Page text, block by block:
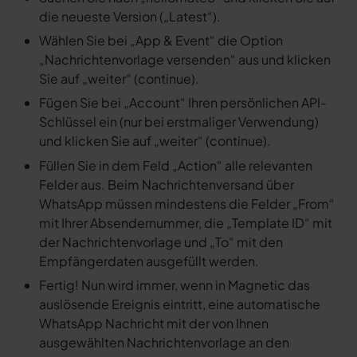
die neueste Version („Latest“).
Wählen Sie bei „App & Event“ die Option
„Nachrichtenvorlage versenden“ aus und klicken
Sie auf „weiter“ (continue).
Fügen Sie bei „Account“ Ihren persönlichen API-
Schlüssel ein (nur bei erstmaliger Verwendung)
und klicken Sie auf „weiter“ (continue).
Füllen Sie in dem Feld „Action“ alle relevanten
Felder aus. Beim Nachrichtenversand über
WhatsApp müssen mindestens die Felder „From“
mit Ihrer Absendernummer, die „Template ID“ mit
der Nachrichtenvorlage und „To“ mit den
Empfängerdaten ausgefüllt werden.
Fertig! Nun wird immer, wenn in Magnetic das
auslösende Ereignis eintritt, eine automatische
WhatsApp Nachricht mit der von Ihnen
ausgewählten Nachrichtenvorlage an den